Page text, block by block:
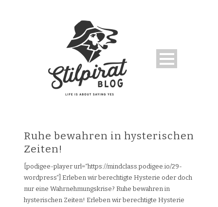
Ruhe bewahren in hysterischen
Zeiten!
[podigee-player url=“https://mindclass.podigee.io/29-
wordpress“] Erleben wir berechtigte Hysterie oder doch
nur eine Wahrnehmungskrise? Ruhe bewahren in
hysterischen Zeiten! Erleben wir berechtigte Hysterie